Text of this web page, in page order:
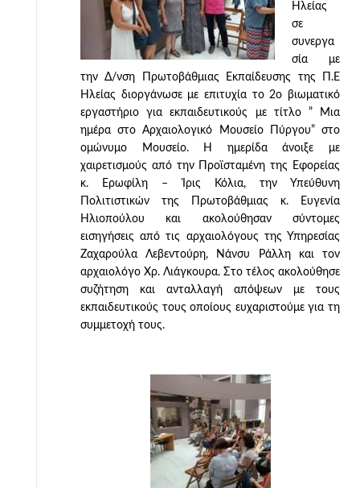
Ηλείας
σε
συνεργα
σία με
την Δ/νση Πρωτοβάθμιας Εκπαίδευσης της Π.Ε
Ηλείας διοργάνωσε με επιτυχία το 2ο βιωματικό
εργαστήριο για εκπαιδευτικούς με τίτλο ” Μια
ημέρα στο Αρχαιολογικό Μουσείο Πύργου” στο
ομώνυμο Μουσείο. Η ημερίδα άνοιξε με
χαιρετισμούς από την Προϊσταμένη της Εφορείας
κ. Ερωφίλη – Ίρις Κόλια, την Υπεύθυνη
Πολιτιστικών της Πρωτοβάθμιας κ. Ευγενία
Ηλιοπούλου και ακολούθησαν σύντομες
εισηγήσεις από τις αρχαιολόγους της Υπηρεσίας
Ζαχαρούλα Λεβεντούρη, Νάνσυ Ράλλη και τον
αρχαιολόγο Χρ. Λιάγκουρα. Στο τέλος ακολούθησε
συζήτηση και ανταλλαγή απόψεων με τους
εκπαιδευτικούς τους οποίους ευχαριστούμε για τη
συμμετοχή τους.